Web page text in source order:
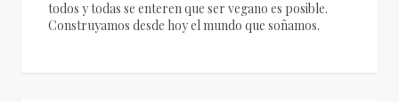
todos y todas se enteren que ser vegano es posible.
Construyamos desde hoy el mundo que soñamos.